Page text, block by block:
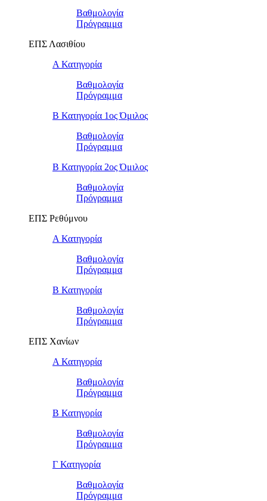
Βαθμολογία
Πρόγραμμα
ΕΠΣ Λασιθίου
Α Κατηγορία
Βαθμολογία
Πρόγραμμα
Β Κατηγορία 1ος Όμιλος
Βαθμολογία
Πρόγραμμα
Β Κατηγορία 2ος Όμιλος
Βαθμολογία
Πρόγραμμα
ΕΠΣ Ρεθύμνου
Α Κατηγορία
Βαθμολογία
Πρόγραμμα
Β Κατηγορία
Βαθμολογία
Πρόγραμμα
ΕΠΣ Χανίων
Α Κατηγορία
Βαθμολογία
Πρόγραμμα
Β Κατηγορία
Βαθμολογία
Πρόγραμμα
Γ Κατηγορία
Βαθμολογία
Πρόγραμμα